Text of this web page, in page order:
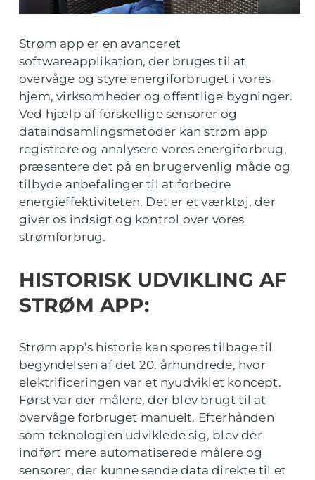
Strøm app er en avanceret
softwareapplikation, der bruges til at
overvåge og styre energiforbruget i vores
hjem, virksomheder og offentlige bygninger.
Ved hjælp af forskellige sensorer og
dataindsamlingsmetoder kan strøm app
registrere og analysere vores energiforbrug,
præsentere det på en brugervenlig måde og
tilbyde anbefalinger til at forbedre
energieffektiviteten. Det er et værktøj, der
giver os indsigt og kontrol over vores
strømforbrug.
HISTORISK UDVIKLING AF
STRØM APP:
Strøm app’s historie kan spores tilbage til
begyndelsen af det 20. århundrede, hvor
elektrificeringen var et nyudviklet koncept.
Først var der målere, der blev brugt til at
overvåge forbruget manuelt. Efterhånden
som teknologien udviklede sig, blev der
indført mere automatiserede målere og
sensorer, der kunne sende data direkte til et